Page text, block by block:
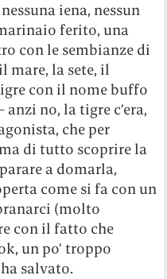
iena, nessun
ferito, una
con le sembianze di
mare, la sete, il
con il nome buffo
no, la tigre c’era,
che per
di tutto scoprire la
a domarla,
come si fa con un
(molto
con il fatto che
un po’ troppo
salvato.